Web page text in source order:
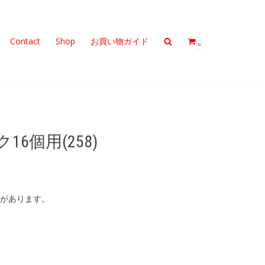
Contact Shop お買い物ガイド 0
16個用(258)
あります。